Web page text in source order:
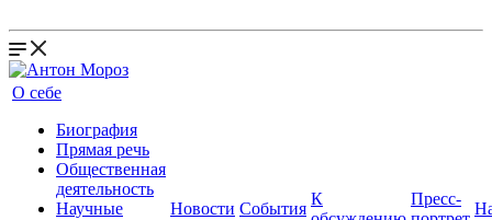
О себе
Биография
Прямая речь
Общественная
деятельность
Научные
Новости События
К
Пресс-